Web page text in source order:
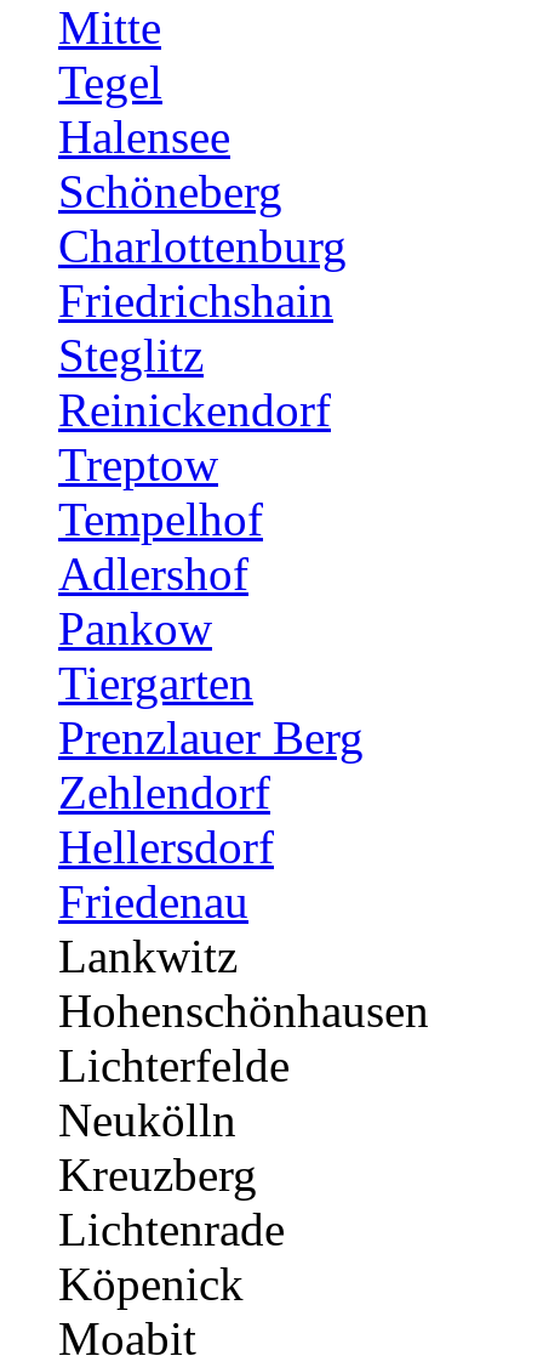
Mitte
Tegel
Halensee
Schöneberg
Charlottenburg
Friedrichshain
Steglitz
Reinickendorf
Treptow
Tempelhof
Adlershof
Pankow
Tiergarten
Prenzlauer Berg
Zehlendorf
Hellersdorf
Friedenau
Lankwitz
Hohenschönhausen
Lichterfelde
Neukölln
Kreuzberg
Lichtenrade
Köpenick
Moabit